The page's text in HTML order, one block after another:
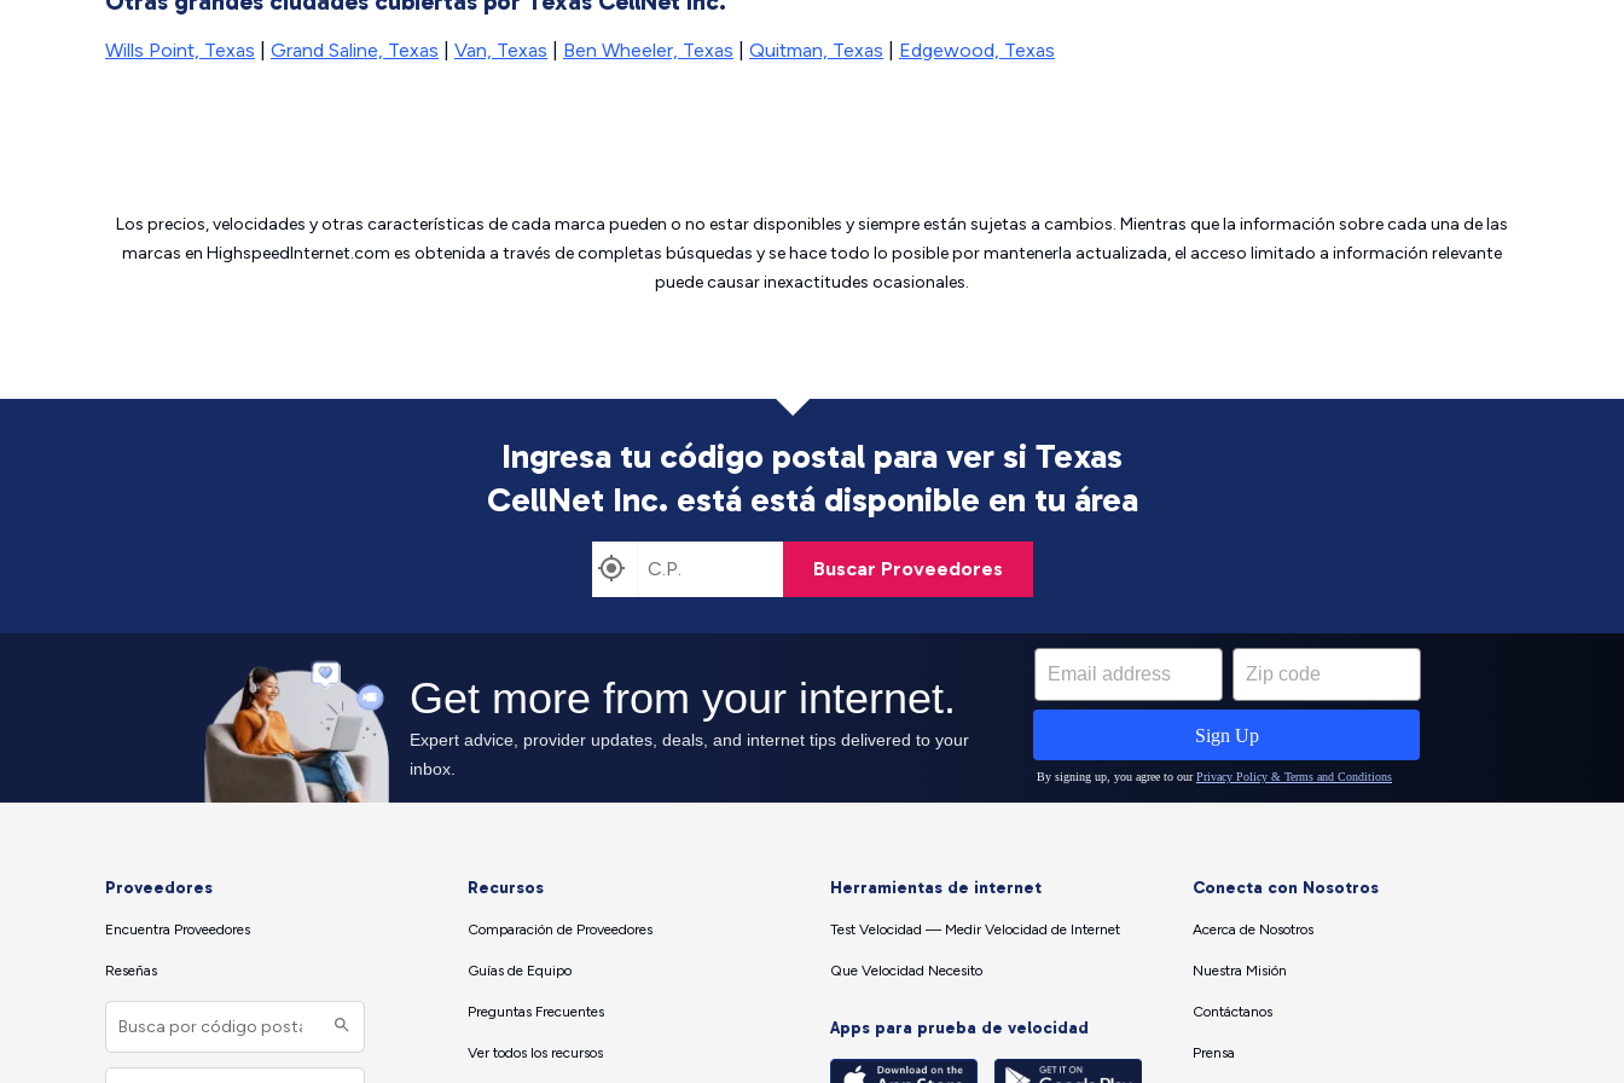
Wills Point, Texas Grand Saline, Texas Van, Texas Ben Wheeler, Texas Quitman, Texas Edgewood, Texas
Los precios, velocidades y otras características de cada marca pueden o no estar disponibles y siempre están sujetas a cambios. Mientras que la información sobre cada una de las
marcas en HighspeedInternet.com es obtenida a través de completas búsquedas y se hace todo lo posible por mantenerla actualizada, el acceso limitado a información relevante
puede causar inexactitudes ocasionales.
Ingresa tu código postal para ver si Texas
CellNet Inc. está está disponible en tu área
Buscar Proveedores
Proveedores
Encuentra Proveedores
Reseñas
Recursos
Comparación de Proveedores
Guías de Equipo
Preguntas Frecuentes
Ver todos los recursos
Herramientas de internet
Test Velocidad — Medir Velocidad de Internet
Que Velocidad Necesito
Apps para prueba de velocidad
Conecta con Nosotros
Acerca de Nosotros
Nuestra Misión
Contáctanos
Prensa